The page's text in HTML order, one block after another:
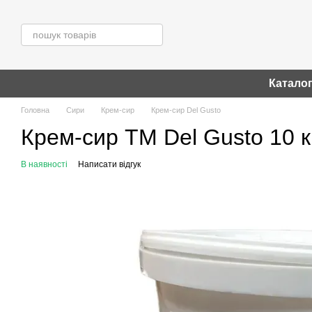
Каталог
Головна Сири Крем-сир Крем-сир Del Gusto
Крем-сир TM Del Gusto 10
В наявності Написати відгук